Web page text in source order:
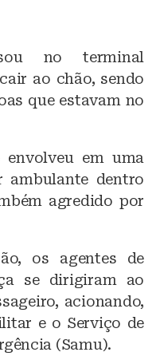
no terminal
ao chão, sendo
que estavam no
envolveu em uma
ambulante dentro
agredido por
os agentes de
se dirigiram ao
acionando,
e o Serviço de
(Samu).